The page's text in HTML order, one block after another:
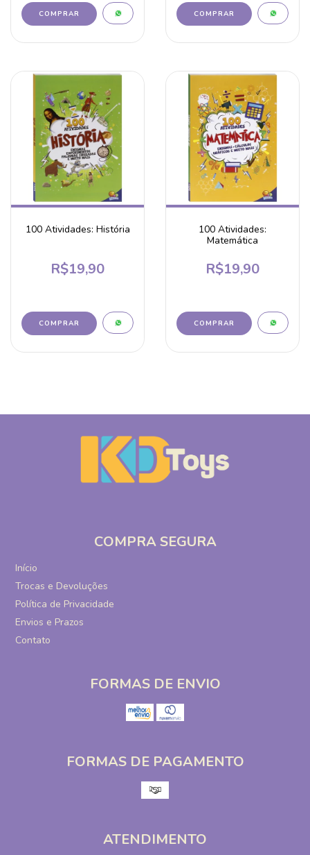
100 Atividades: História
R$19,90
100 Atividades:
Matemática
R$19,90
COMPRA SEGURA
Início
Trocas e Devoluções
Política de Privacidade
Envios e Prazos
Contato
FORMAS DE ENVIO
FORMAS DE PAGAMENTO
ATENDIMENTO